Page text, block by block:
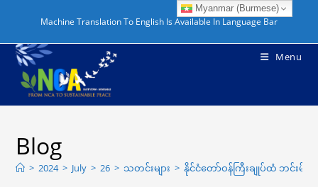
content
Machine Translation To English Is Available In Language Bar
Menu
Blog
> 2024 > July > 26 > သတင်းများ > နိုင်ငံတော်ဝန်ကြီးချုပ်ထံ ဘင်းမ်
Myanmar (Burmese)